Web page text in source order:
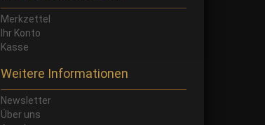
Merkzettel
Ihr Konto
Kasse
Weitere Informationen
Newsletter
Über uns